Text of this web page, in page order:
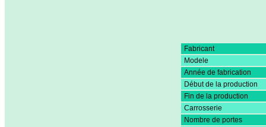
Fabricant
Modele
Année de fabrication
Début de la production
Fin de la production
Carrosserie
Nombre de portes